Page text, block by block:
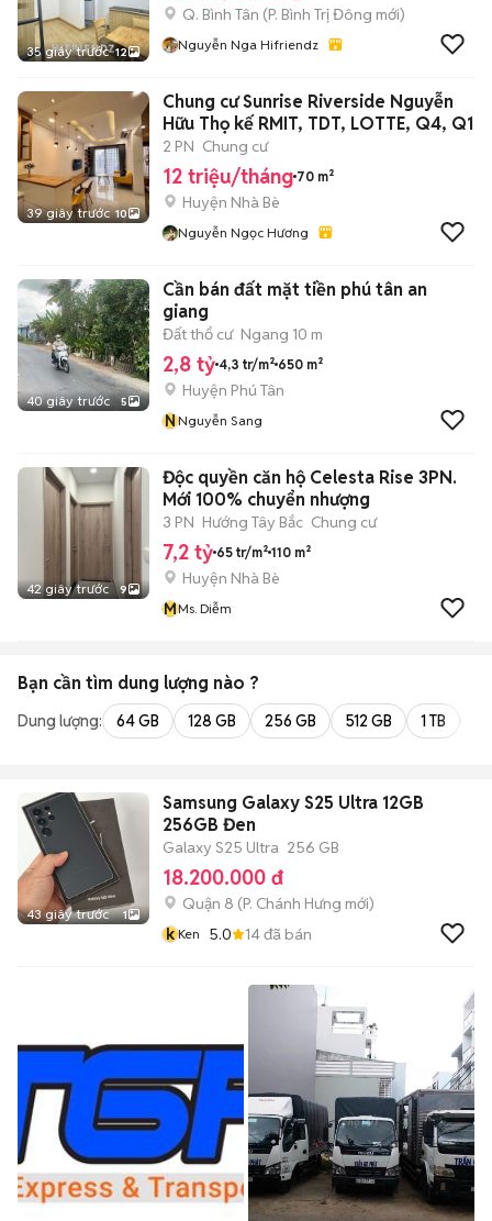
35 giây trước 12
Q. Bình Tân (P. Bình Trị Đông mới)
Nguyễn Nga Hifriendz
39 giây trước 10
Chung cư Sunrise Riverside Nguyễn
Hữu Thọ kế RMIT, TDT, LOTTE, Q4, Q1
2 PN Chung cư
12 triệu/tháng 70 m²
Huyện Nhà Bè
Nguyễn Ngọc Hương
40 giây trước 5
Cần bán đất mặt tiền phú tân an
giang
Đất thổ cư Ngang 10 m
2,8 tỷ 4,3 tr/m² 650 m²
Huyện Phú Tân
NNguyễn Sang
42 giây trước 9
Độc quyền căn hộ Celesta Rise 3PN.
Mới 100% chuyển nhượng
3 PN Hướng Tây Bắc Chung cư
7,2 tỷ 65 tr/m² 110 m²
Huyện Nhà Bè
MMs. Diễm
Bạn cần tìm dung lượng nào ?
Dung lượng: 64 GB 128 GB 256 GB 512 GB 1 TB
43 giây trước 1
Samsung Galaxy S25 Ultra 12GB
256GB Đen
Galaxy S25 Ultra 256 GB
18.200.000 đ
Quận 8 (P. Chánh Hưng mới)
k Ken 5.0 14đã bán